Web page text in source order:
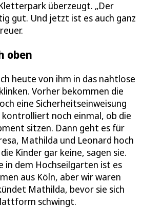
überzeugt. „Der
gut. Und jetzt ist es auch ganz
oben
heute von ihm in das nahtlose
Vorher bekommen die
eine Sicherheitseinweisung
kontrolliert noch einmal, ob die
sitzen. Dann geht es für
Mathilda und Leonard hoch
Kinder gar keine, sagen sie.
in dem Hochseilgarten ist es
aus Köln, aber wir waren
Mathilda, bevor sie sich
schwingt.